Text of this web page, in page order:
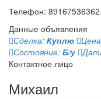
Телефон:
Данные объявления
Сделка: Куплю
Состояние: Б/у
Контактное лицо
Михаил